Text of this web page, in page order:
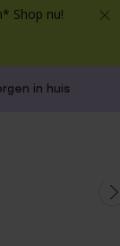
Shop nu!
in huis